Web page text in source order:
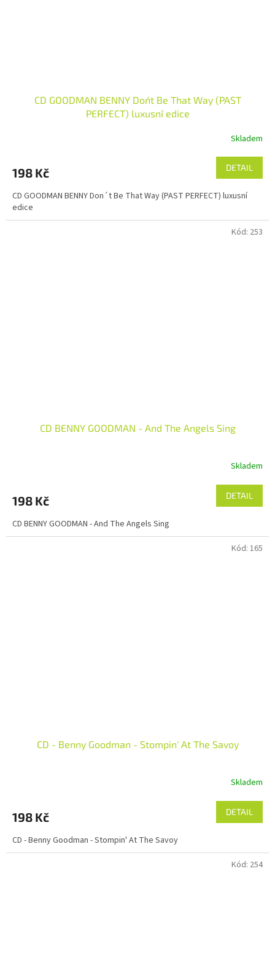
CD GOODMAN BENNY Don´t Be That Way (PAST
PERFECT) luxusní edice
Skladem
198 Kč DETAIL
CD GOODMAN BENNY Don´t Be That Way (PAST PERFECT) luxusní
edice
CD BENNY GOODMAN - And The Angels Sing
Skladem
198 Kč DETAIL
CD BENNY GOODMAN - And The Angels Sing
Kód: 253
CD - Benny Goodman - Stompin' At The Savoy
Skladem
198 Kč DETAIL
CD - Benny Goodman - Stompin' At The Savoy
Kód: 165
Kód: 254